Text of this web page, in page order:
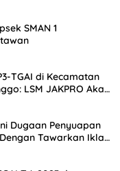
SMAN 1
TGAI di Kecamatan
LSM JAKPRO Akan
Dugaan Penyuapan
Tawarkan Iklan